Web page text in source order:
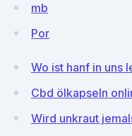
mb
Por
Wo ist hanf in uns
Cbd ölkapseln
Wird unkraut